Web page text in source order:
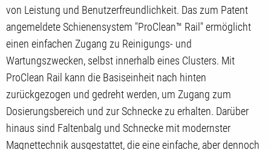
von Leistung und Benutzerfreundlichkeit. Das zum Patent
angemeldete Schienensystem "ProClean™ Rail" ermöglicht
einen einfachen Zugang zu Reinigungs- und
Wartungszwecken, selbst innerhalb eines Clusters. Mit
ProClean Rail kann die Basiseinheit nach hinten
zurückgezogen und gedreht werden, um Zugang zum
Dosierungsbereich und zur Schnecke zu erhalten. Darüber
hinaus sind Faltenbalg und Schnecke mit modernster
Magnettechnik ausgestattet, die eine einfache, aber dennoch